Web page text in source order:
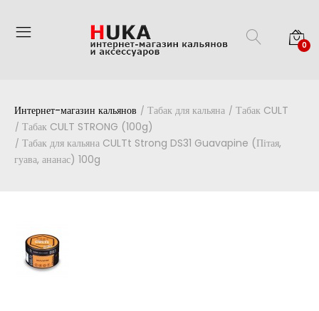
0
Интернет-магазин кальянов Табак для кальяна
Табак CULT
Табак CULT STRONG (100g)
Табак для кальяна CULTt Strong DS31 Guavapine (Пітая,
гуава, ананас) 100g